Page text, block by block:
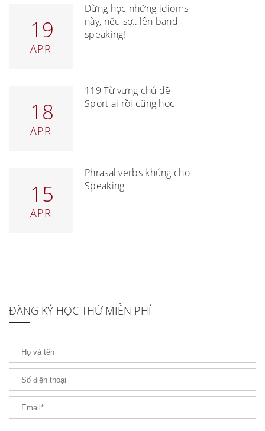
19
APR
Đừng học những idioms
này, nếu sợ…lên band
speaking!
18
APR
119 Từ vựng chủ đề
Sport ai rồi cũng học
15
APR
Phrasal verbs khủng cho
Speaking
ĐĂNG KÝ HỌC THỬ MIỄN PHÍ